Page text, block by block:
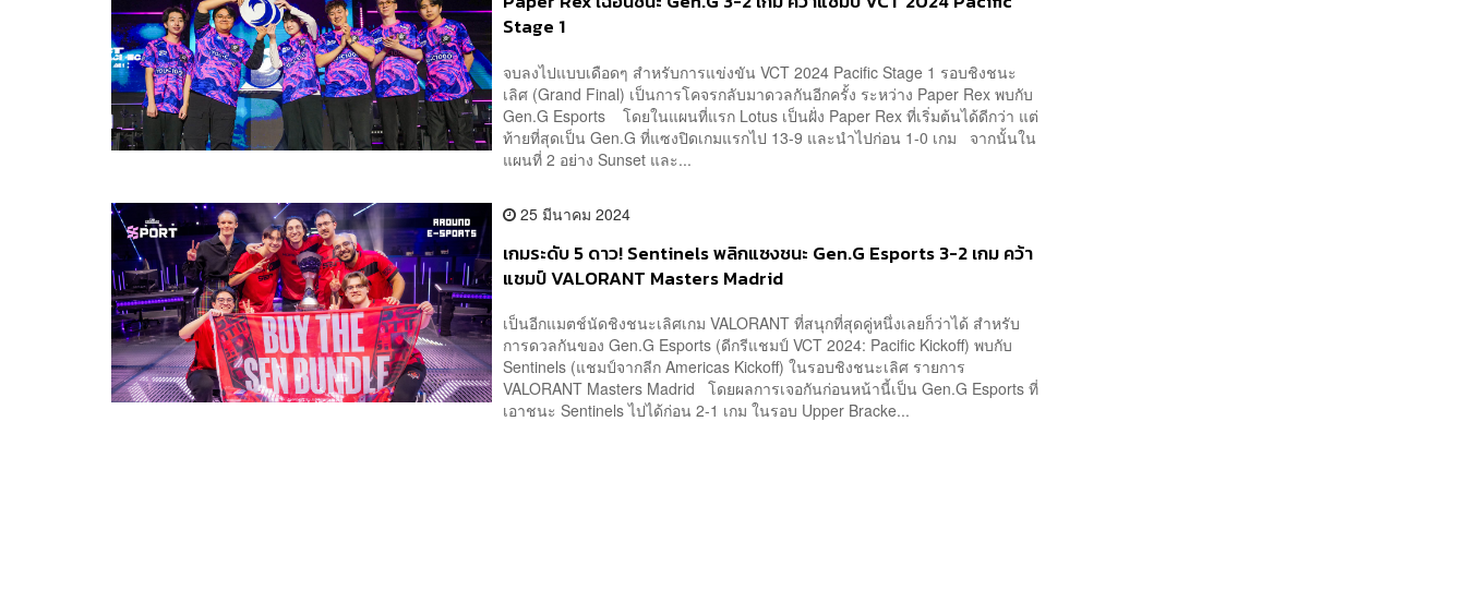
Stage 1
จบลงไปแบบเดือดๆ สำหรับการแข่งขัน VCT 2024 Pacific Stage 1 รอบชิงชนะ
เลิศ (Grand Final) เป็นการโคจรกลับมาดวลกันอีกครั้ง ระหว่าง Paper Rex พบกับ
Gen.G Esports โดยในแผนที่แรก Lotus เป็นฝั่ง Paper Rex ที่เริ่มต้นได้ดีกว่า แต่
ท้ายที่สุดเป็น Gen.G ที่แซงปิดเกมแรกไป 13-9 และนำไปก่อน 1-0 เกม จากนั้นใน
แผนที่ 2 อย่าง Sunset และ...
25 มีนาคม 2024
เกมระดับ 5 ดาว! Sentinels พลิกแซงชนะ Gen.G Esports 3-2 เกม คว้า
แชมป์ VALORANT Masters Madrid
เป็นอีกแมตช์นัดชิงชนะเลิศเกม VALORANT ที่สนุกที่สุดคู่หนึ่งเลยก็ว่าได้ สำหรับ
การดวลกันของ Gen.G Esports (ดีกรีแชมป์ VCT 2024: Pacific Kickoff) พบกับ
Sentinels (แชมป์จากลีก Americas Kickoff) ในรอบชิงชนะเลิศ รายการ
VALORANT Masters Madrid โดยผลการเจอกันก่อนหน้านี้เป็น Gen.G Esports ที่
เอาชนะ Sentinels ไปได้ก่อน 2-1 เกม ในรอบ Upper Bracke...